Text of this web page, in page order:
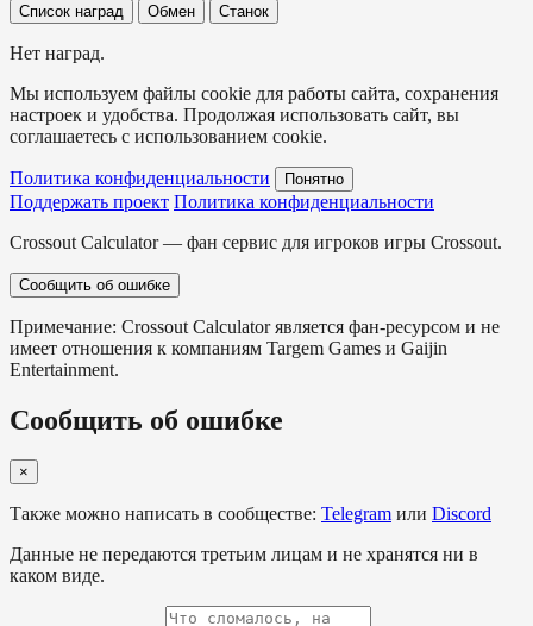
Список наград Обмен Станок
Нет наград.
Мы используем файлы cookie для работы сайта, сохранения
настроек и удобства. Продолжая использовать сайт, вы
соглашаетесь с использованием cookie.
Политика конфиденциальности Понятно
Поддержать проект Политика конфиденциальности
Crossout Calculator — фан сервис для игроков игры Crossout.
Сообщить об ошибке
Примечание: Crossout Calculator является фан-ресурсом и не
имеет отношения к компаниям Targem Games и Gaijin
Entertainment.
Сообщить об ошибке
×
Также можно написать в сообществе: Telegram или Discord
Данные не передаются третьим лицам и не хранятся ни в
каком виде.